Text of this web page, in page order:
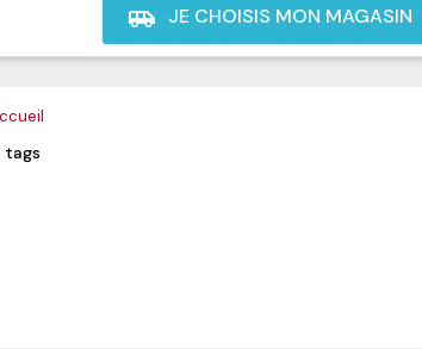
airport_shuttle JE CHOISIS MON MAGASIN
tags